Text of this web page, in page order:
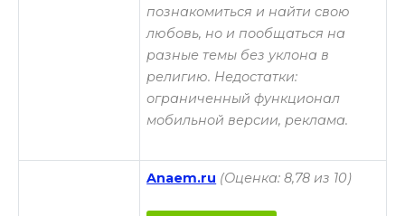
познакомиться и найти свою
любовь, но и пообщаться на
разные темы без уклона в
религию. Недостатки:
ограниченный функционал
мобильной версии, реклама.
Anaem.ru (Оценка: 8,78 из 10)